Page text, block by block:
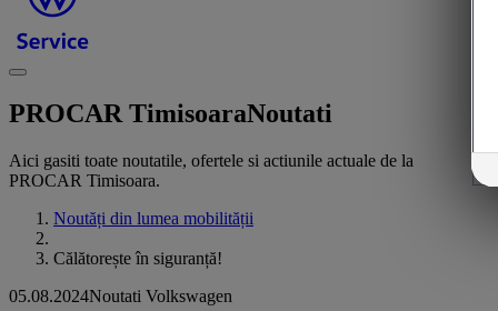
PROCAR TimisoaraNoutati
Aici gasiti toate noutatile, ofertele si actiunile actuale de la
PROCAR Timisoara.
Noutăți din lumea mobilității
Călătorește în siguranță!
05.08.2024Noutati Volkswagen